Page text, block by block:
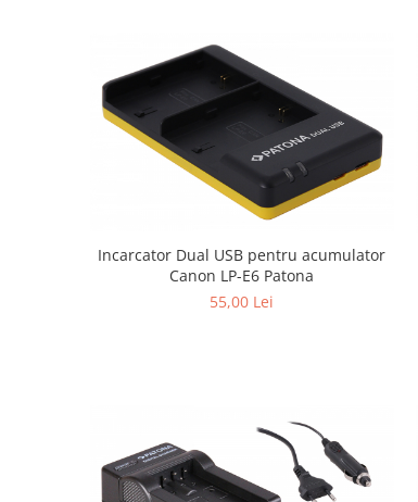
Incarcator Dual USB pentru acumulator
Canon LP-E6 Patona
55,00 Lei